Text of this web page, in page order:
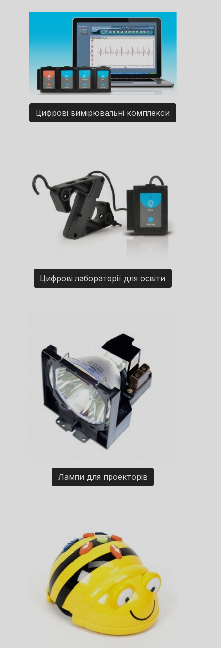
Цифрові вимірювальні комплекси
Цифрові лабораторії для освіти
Лампи для проекторів